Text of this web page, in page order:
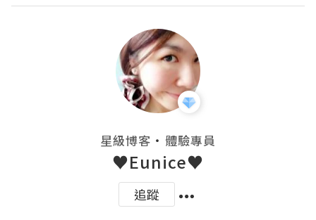
星級博客 ・ 體驗專員
♥Eunice♥
追蹤